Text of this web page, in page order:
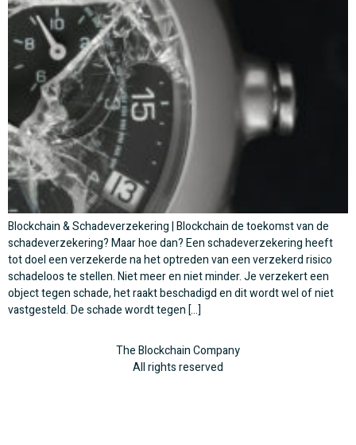
Blockchain & Schadeverzekering | Blockchain de toekomst van de
schadeverzekering? Maar hoe dan? Een schadeverzekering heeft
tot doel een verzekerde na het optreden van een verzekerd risico
schadeloos te stellen. Niet meer en niet minder. Je verzekert een
object tegen schade, het raakt beschadigd en dit wordt wel of niet
vastgesteld. De schade wordt tegen […]
The Blockchain Company
All rights reserved